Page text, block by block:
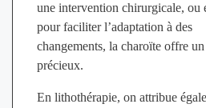
une intervention chirurgicale, ou
pour faciliter l’adaptation à des
changements, la charoïte offre
précieux.
En lithothérapie, on attribue